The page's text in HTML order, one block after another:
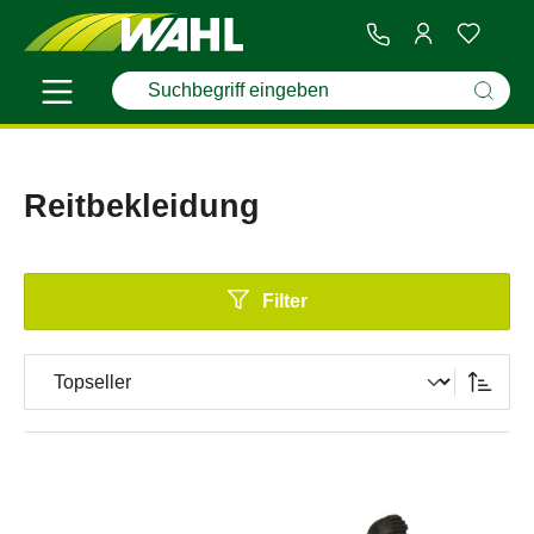
Reitbekleidung
Filter